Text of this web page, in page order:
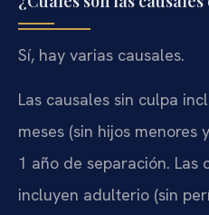
Sí, hay varias causales.
Las causales sin culpa
meses (sin hijos
1 año de separación. Las
incluyen adulterio (sin